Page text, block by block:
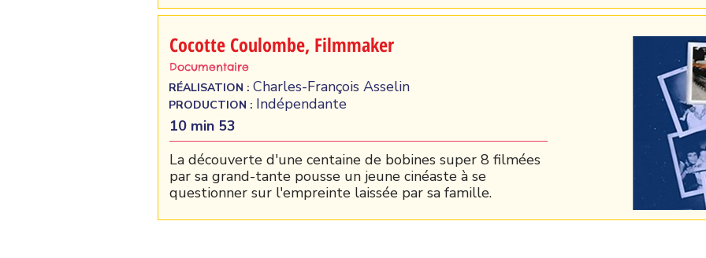
Cocotte Coulombe, Filmmaker
Documentaire
RÉALISATION : Charles-François Asselin
PRODUCTION : Indépendante
10 min 53
La découverte d'une centaine de bobines super 8 filmées
par sa grand-tante pousse un jeune cinéaste à se
questionner sur l'empreinte laissée par sa famille.